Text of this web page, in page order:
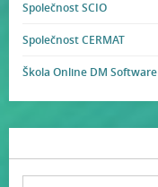
Společnost SCIO
Společnost CERMAT
Škola Online DM Software